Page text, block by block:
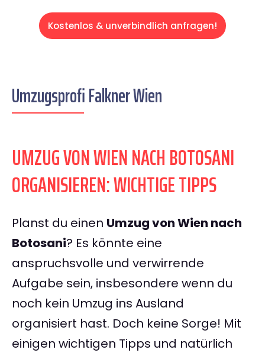
Kostenlos & unverbindlich anfragen!
Umzugsprofi Falkner Wien
UMZUG VON WIEN NACH BOTOSANI
ORGANISIEREN: WICHTIGE TIPPS
Planst du einen Umzug von Wien nach
Botosani? Es könnte eine
anspruchsvolle und verwirrende
Aufgabe sein, insbesondere wenn du
noch kein Umzug ins Ausland
organisiert hast. Doch keine Sorge! Mit
einigen wichtigen Tipps und natürlich